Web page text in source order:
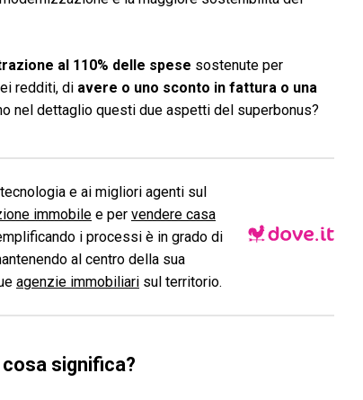
al 110% delle spese sostenute per
redditi, di avere o uno sconto in fattura o una
nel dettaglio questi due aspetti del superbonus?
e ai migliori agenti sul
immobile e per vendere casa
i processi è in grado di
al centro della sua
agenzie immobiliari sul territorio.
significa?